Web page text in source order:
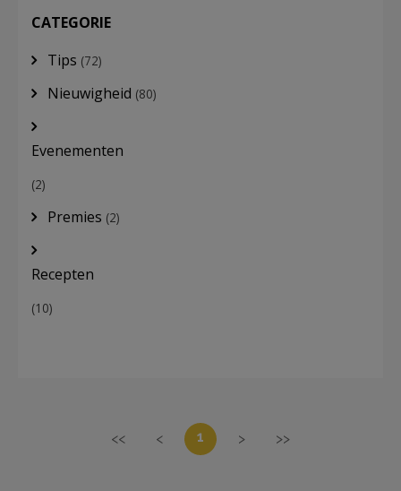
CATEGORIE
Tips (72)
Nieuwigheid (80)
Evenementen
(2)
Premies (2)
Recepten
(10)
<< < 1 > >>